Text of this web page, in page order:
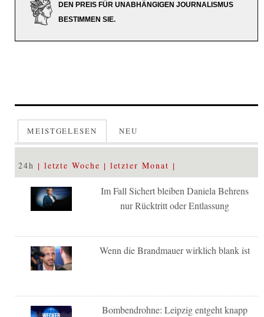
DEN PREIS FÜR UNABHÄNGIGEN JOURNALISMUS
BESTIMMEN SIE.
MEISTGELESEN NEU
24h letzte Woche letzter Monat
Im Fall Sichert bleiben Daniela Behrens
nur Rücktritt oder Entlassung
Wenn die Brandmauer wirklich blank ist
Bombendrohne: Leipzig entgeht knapp